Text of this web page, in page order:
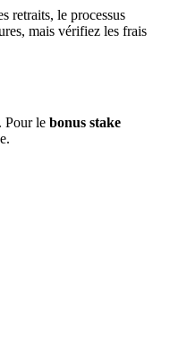
retraits, le processus
mais vérifiez les frais
Pour le bonus stake